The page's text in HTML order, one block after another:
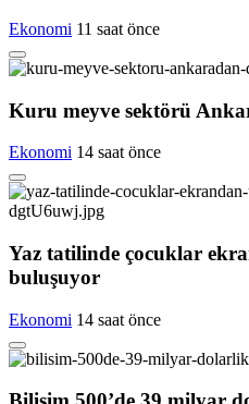
Ekonomi 11 saat önce
Kuru meyve sektörü
Ekonomi 14 saat önce
Yaz tatilinde çocuklar
buluşuyor
Ekonomi 14 saat önce